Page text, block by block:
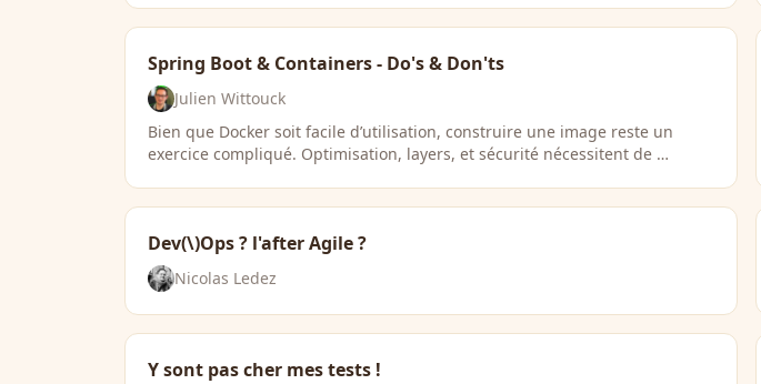
Spring Boot & Containers - Do's & Don'ts
Julien Wittouck
Bien que Docker soit facile d’utilisation, construire une image reste un
exercice compliqué. Optimisation, layers, et sécurité nécessitent de …
Dev(\)Ops ? l'after Agile ?
Nicolas Ledez
Y sont pas cher mes tests !